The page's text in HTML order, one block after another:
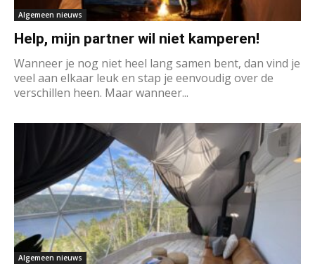
Algemeen nieuws
Help, mijn partner wil niet kamperen!
Wanneer je nog niet heel lang samen bent, dan vind je
veel aan elkaar leuk en stap je eenvoudig over de
verschillen heen. Maar wanneer...
Algemeen nieuws